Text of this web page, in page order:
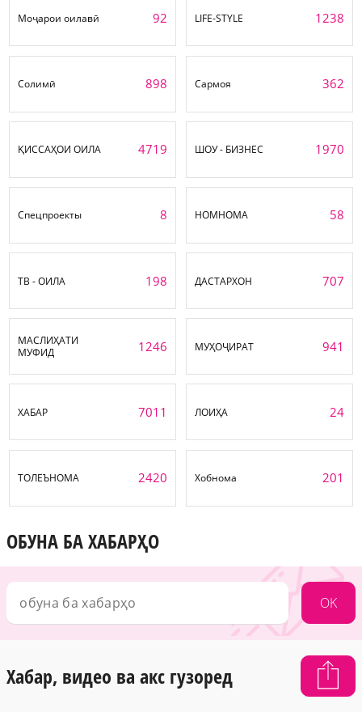
Моҷарои оилавӣ 92 LIFE-STYLE 1238
Солимӣ 898 Сармоя 362
ҚИССАҲОИ ОИЛА 4719 ШОУ - БИЗНЕС 1970
Спецпроекты 8 НОМНОМА 58
ТВ - ОИЛА 198 ДАСТАРХОН 707
МАСЛИҲАТИ
МУФИД
1246 МУҲОҶИРАТ 941
ХАБАР 7011 ЛОИҲА 24
ТОЛЕЪНОМА 2420 Хобнома 201
ОБУНА БА ХАБАРҲО
OK
Хабар, видео ва акс гузоред